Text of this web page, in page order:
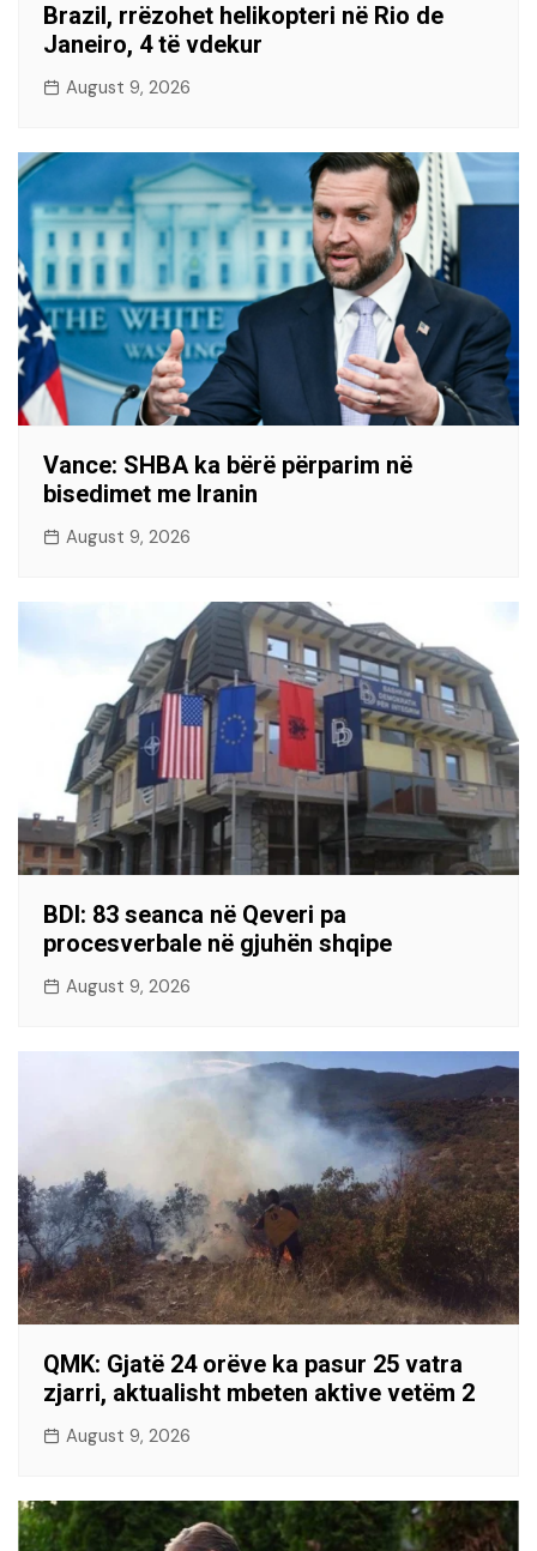
Brazil, rrëzohet helikopteri në Rio de
Janeiro, 4 të vdekur
August 9, 2026
Vance: SHBA ka bërë përparim në
bisedimet me Iranin
August 9, 2026
BDI: 83 seanca në Qeveri pa
procesverbale në gjuhën shqipe
August 9, 2026
QMK: Gjatë 24 orëve ka pasur 25 vatra
zjarri, aktualisht mbeten aktive vetëm 2
August 9, 2026